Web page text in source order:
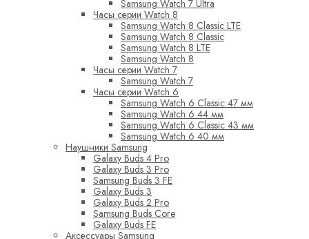
Samsung Watch 7 Ultra
Часы серии Watch 8
Samsung Watch 8 Classic LTE
Samsung Watch 8 Classic
Samsung Watch 8 LTE
Samsung Watch 8
Часы серии Watch 7
Samsung Watch 7
Часы серии Watch 6
Samsung Watch 6 Classic 47 мм
Samsung Watch 6 44 мм
Samsung Watch 6 Classic 43 мм
Samsung Watch 6 40 мм
Наушники Samsung
Galaxy Buds 4 Pro
Galaxy Buds 3 Pro
Samsung Buds 3 FE
Galaxy Buds 3
Galaxy Buds 2 Pro
Samsung Buds Core
Galaxy Buds FE
Аксессуары Samsung